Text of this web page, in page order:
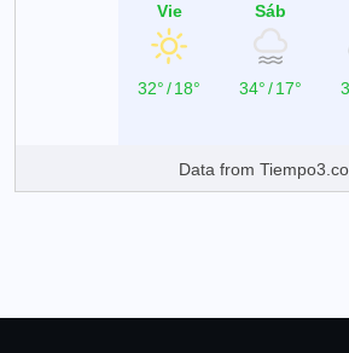
Vie
32°/18°
Sáb
34°/17°
Data from